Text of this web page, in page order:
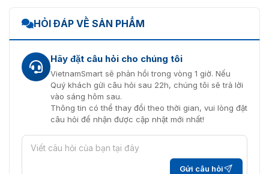
HỎI ĐÁP VỀ SẢN PHẨM
Hãy đặt câu hỏi cho chúng tôi
VietnamSmart sẽ phản hồi trong vòng 1 giờ. Nếu
Quý khách gửi câu hỏi sau 22h, chúng tôi sẽ trả lời
vào sáng hôm sau.
Thông tin có thể thay đổi theo thời gian, vui lòng đặt
câu hỏi để nhận được cập nhật mới nhất!
Gửi câu hỏi